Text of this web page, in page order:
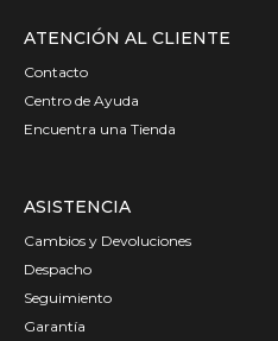
ATENCIÓN AL CLIENTE
Contacto
Centro de Ayuda
Encuentra una Tienda
ASISTENCIA
Cambios y Devoluciones
Despacho
Seguimiento
Garantía